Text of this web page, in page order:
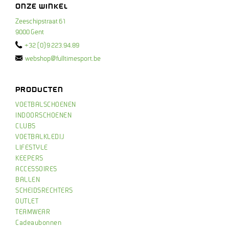
ONZE WINKEL
Zeeschipstraat 61
9000 Gent
+32 (0)9 223.94.89
webshop@fulltimesport.be
PRODUCTEN
VOETBALSCHOENEN
INDOORSCHOENEN
CLUBS
VOETBALKLEDIJ
LIFESTYLE
KEEPERS
ACCESSOIRES
BALLEN
SCHEIDSRECHTERS
OUTLET
TEAMWEAR
Cadeaubonnen